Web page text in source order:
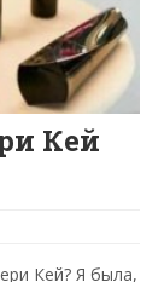
Кей
Кей? Я была,